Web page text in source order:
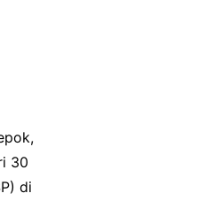
30
di